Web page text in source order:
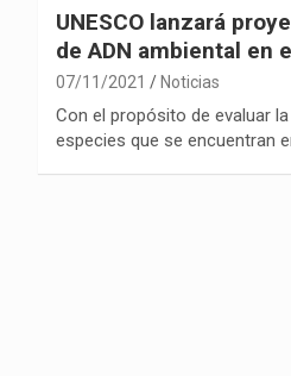
UNESCO lanzará
de ADN ambiental en
07/11/2021 Noticias
Con el propósito de evaluar
especies que se encuentran